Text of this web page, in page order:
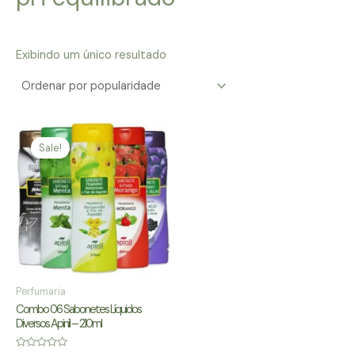
Exibindo um único resultado
Sale!
Perfumaria
Combo 06 Sabonetes Líquidos
Diversos Apinil – 210ml